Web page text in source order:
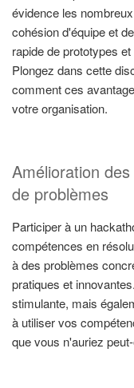
évidence les
cohésion d'équipe et
rapide de prototypes
Plongez dans cette
comment ces
votre organisation.
Amélioration
de problèmes
Participer à un
compétences en
à des problèmes
pratiques et
stimulante, mais
à utiliser vos
que vous n'auriez